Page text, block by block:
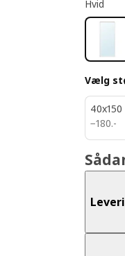
Hvid
Vælg
40x150
−180.-
180.-